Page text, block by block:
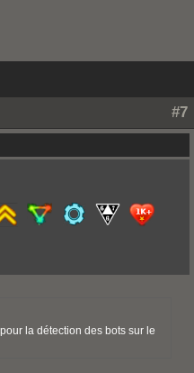
#7
la détection des bots sur le